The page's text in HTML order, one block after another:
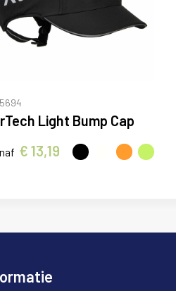
Light Bump Cap
€ 13,19